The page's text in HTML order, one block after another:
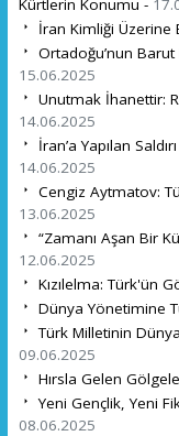
Kürtlerin Konumu -
İran Kimliği Üzerine
Ortadoğu’nun Barut
15.06.2025
Unutmak İhanettir:
14.06.2025
İran’a Yapılan
14.06.2025
Cengiz Aytmatov:
13.06.2025
“Zamanı Aşan Bir
12.06.2025
Kızılelma: Türk'ün
Dünya Yönetimine
Türk Milletinin
09.06.2025
Hırsla Gelen
Yeni Gençlik, Yeni
08.06.2025